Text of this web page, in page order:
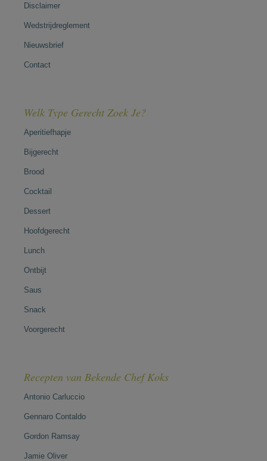
Disclaimer
Wedstrijdreglement
Nieuwsbrief
Contact
Welk Type Gerecht Zoek Je?
Aperitiefhapje
Bijgerecht
Brood
Cocktail
Dessert
Hoofdgerecht
Lunch
Ontbijt
Saus
Snack
Voorgerecht
Recepten van Bekende Chef Koks
Antonio Carluccio
Gennaro Contaldo
Gordon Ramsay
Jamie Oliver